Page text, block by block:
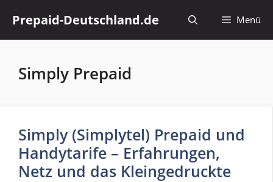
Inhalt
springen
Prepaid-Deutschland.de Menü
Simply Prepaid
Simply (Simplytel) Prepaid und
Handytarife – Erfahrungen,
Netz und das Kleingedruckte